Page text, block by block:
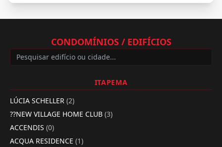
CONDOMÍNIOS / EDIFÍCIOS
ITAPEMA
LÚCIA SCHELLER (2)
??NEW VILLAGE HOME CLUB (3)
ACCENDIS (0)
ACQUA RESIDENCE (1)